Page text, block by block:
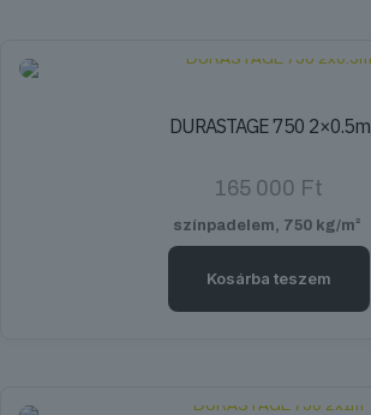
DURASTAGE 750 2×0.5m
165 000 Ft
színpadelem, 750 kg/m²
Kosárba teszem